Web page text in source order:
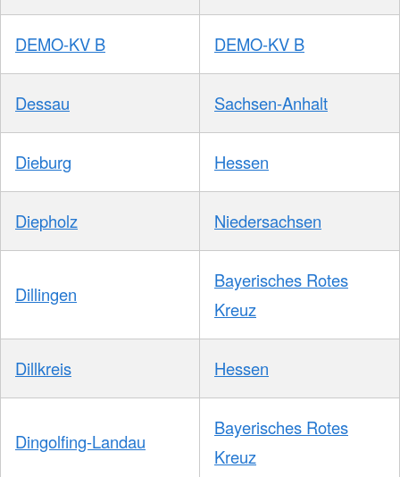
DEMO-KV B DEMO-KV B
Dessau Sachsen-Anhalt
Dieburg Hessen
Diepholz Niedersachsen
Dillingen
Bayerisches Rotes
Kreuz
Dillkreis Hessen
Dingolfing-Landau
Bayerisches Rotes
Kreuz